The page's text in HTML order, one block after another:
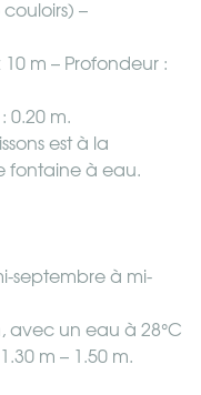
–
10 m – Profondeur :
0.20 m.
est à la
fontaine à eau.
septembre à mi-
avec un eau à 28°C
m – 1.50 m.